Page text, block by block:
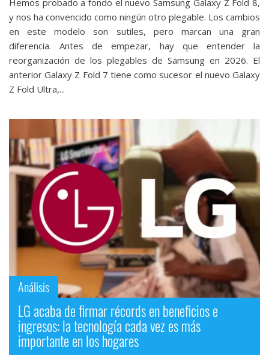
Hemos probado a fondo el nuevo Samsung Galaxy Z Fold 8,
y nos ha convencido como ningún otro plegable. Los cambios
en este modelo son sutiles, pero marcan una gran
diferencia. Antes de empezar, hay que entender la
reorganización de los plegables de Samsung en 2026. El
anterior Galaxy Z Fold 7‎ tiene como sucesor el nuevo Galaxy
Z Fold Ultra,...
Análisis
LG acaba de firmar récords en beneficios e
ingresos: la tecnología cada vez es más
importante en los hogares